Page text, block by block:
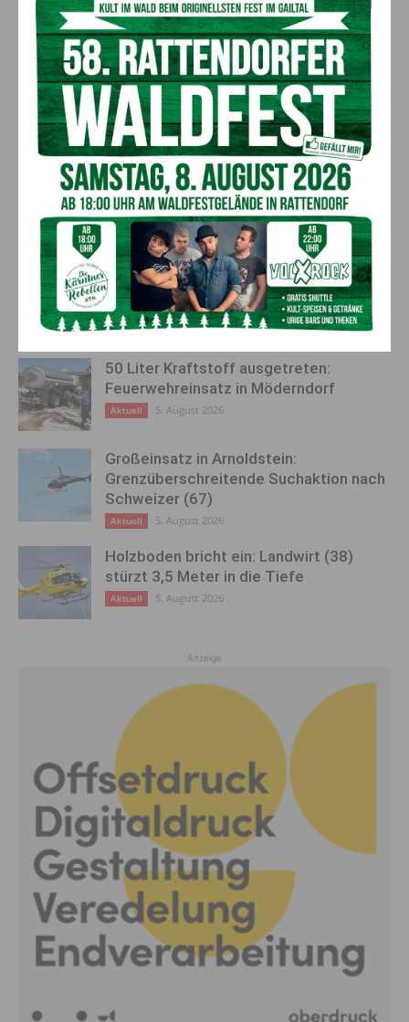
Schicksal nach ihren schweren Unfällen mit Erstdiagnose
Querschnittlähmung so gut gemeistert zu haben, mit ihren
sportlichen Aktivitäten allen anderen vom Schicksal
betroffenen Menschen zeigen, dass man mit Mut, Willen und
Disziplin das Leben neu gestalten und über Schicksalsschläge
leichter hinwegkommen kann. Sport als Lebensschule kann
dafür ein wichtiger Faktor sein.
Vorheriger Artikel
Ab heute gilt: 2G!
Nächster Artikel
Kurbelt 2G
“Kellerparties”,”Schwarzmarkt”
und “Schwarzarbeit” an?
AKTUELLES
50 Liter Kraftstoff ausgetreten:
Feuerwehreinsatz in Möderndorf
Aktuell 5. August 2026
Großeinsatz in Arnoldstein:
Grenzüberschreitende Suchaktion nach
Schweizer (67)
Aktuell 5. August 2026
Holzboden bricht ein: Landwirt (38)
stürzt 3,5 Meter in die Tiefe
Aktuell 5. August 2026
Anzeige